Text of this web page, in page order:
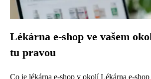
Lékárna e-shop ve vašem
tu pravou
Co je lékárna e-shop v okolí Lékárna e-